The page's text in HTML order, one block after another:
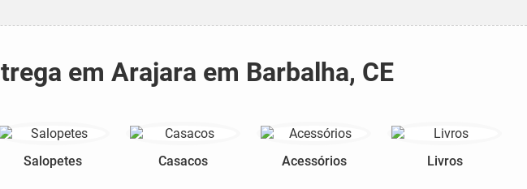
em Arajara em Barbalha, CE
Salopetes Casacos Acessórios Livros